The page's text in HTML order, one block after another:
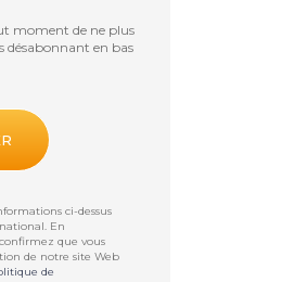
moment de ne plus
désabonnant en bas
ci-dessus
. En
que vous
de notre site Web
de